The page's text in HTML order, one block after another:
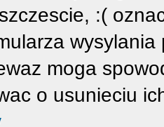
:(
moga
o usunieciu